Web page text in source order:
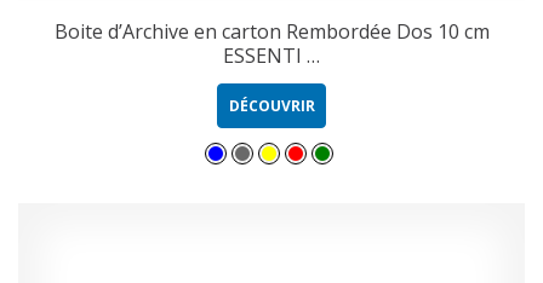
Boite d’Archive en carton Rembordée Dos 10 cm
ESSENTI …
DÉCOUVRIR